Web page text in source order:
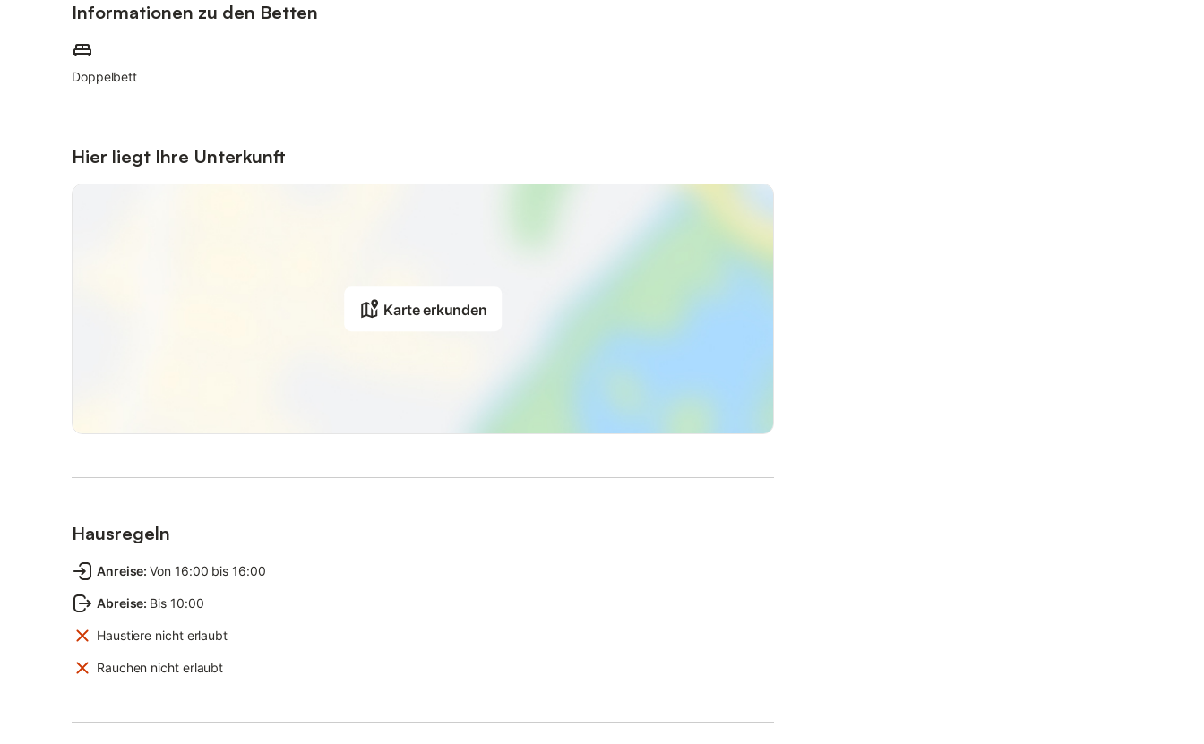
Informationen zu den Betten
Doppelbett
Hier liegt Ihre Unterkunft
Karte erkunden
Hausregeln
Anreise: Von 16:00 bis 16:00
Abreise: Bis 10:00
Haustiere nicht erlaubt
Rauchen nicht erlaubt